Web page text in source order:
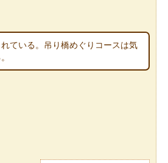
ている。吊り橋めぐりコースは気